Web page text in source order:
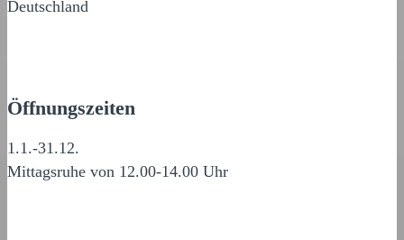
Deutschland
Öffnungszeiten
1.1.-31.12.
Mittagsruhe von 12.00-14.00 Uhr